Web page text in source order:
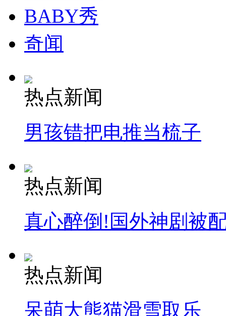
外交部：反对强权政治霸凌主义
外交部：有关国家言论片面不公正
安徽一实载49人客车翻车
走！跟着总书记去植树
消防员救轻生者 花炮节热闹非凡
纽约上演“枕头大战”
BABY秀
奇闻
热点新闻
男孩错把电推当梳子
热点新闻
真心醉倒!国外神剧被
热点新闻
呆萌大熊猫滑雪取乐